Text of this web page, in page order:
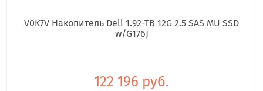
V0K7V Накопитель Dell 1.92-TB 12G 2.5 SAS MU SSD
w/G176J
122 196 руб.